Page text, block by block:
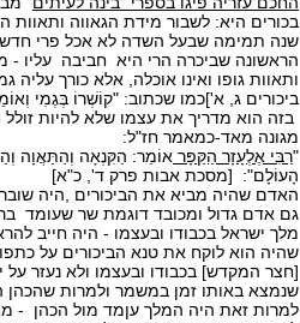
בכורים היא: לשבור מידת הגאווה
שנה תמימה שבעל השדה לא אכל פרי חדש
הראשונה שביכרה הרי היא חביבה עליו -
ותאוות גופו ואינו אוכלה, אלא כורך
ביכורים ג, א']כמו שכתוב: "קוֹשְׁרוֹ בְּגֶמִי
בזה הוא מדריך את עצמו שלא להיות
מגונה מאד-כמאמר חז"ל:
"רַבִּי אֶלְעָזָר הַקַּפָּר אוֹמֵר: הַקִּנְאָה וְהַתַּאֲוָה
הָעוֹלָם": [מסכת אבות פרק ד', כ"א]
האדם שהיה מביא את הביכורים ,היה
גם אדם גדול ומכובד דוגמת שר שעומד
מלך ישראל בכבודו ובעצמו - היה חייב
שהיה הוא לוקח את טנא הביכורים על
[חצר המקדש] בכבודו ובעצמו ולא נעזר על
שנמצא באותו זמן במשמר ולמרות שהכהן
למרות זאת היה המלך עןמד מול הכהן -